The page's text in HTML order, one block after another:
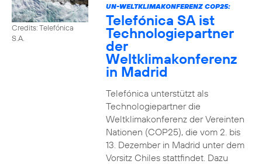
Credits: Telefónica
S.A.
UN-WELTKLIMAKONFERENZ COP25:
Telefónica SA ist
Technologiepartner
der
Weltklimakonferenz
in Madrid
Telefónica unterstützt als
Technologiepartner die
Weltklimakonferenz der Vereinten
Nationen (COP25), die vom 2. bis
13. Dezember in Madrid unter dem
Vorsitz Chiles stattfindet. Dazu